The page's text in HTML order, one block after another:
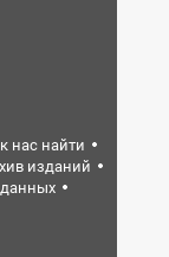
нас найти
изданий